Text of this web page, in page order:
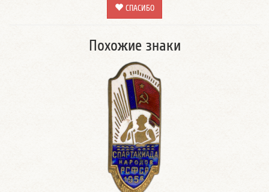
СПАСИБО
Похожие знаки